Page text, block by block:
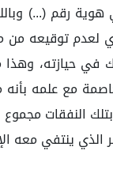
رقم (...)
لعدم توقيعه من
في حيازته،
مع علمه
الذي ينتفي معه